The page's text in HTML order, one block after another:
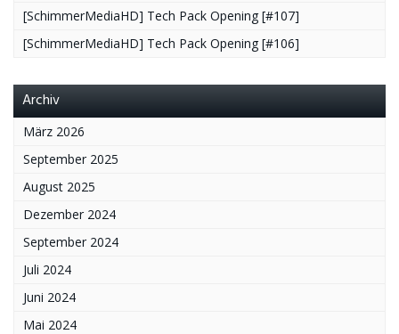
[SchimmerMediaHD] Tech Pack Opening [#107]
[SchimmerMediaHD] Tech Pack Opening [#106]
Archiv
März 2026
September 2025
August 2025
Dezember 2024
September 2024
Juli 2024
Juni 2024
Mai 2024